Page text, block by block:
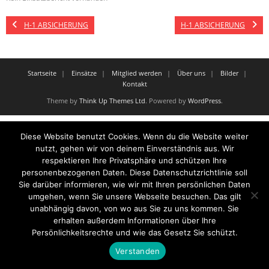
H-1 ABSICHERUNG H-1 ABSICHERUNG
Startseite Einsätze Mitglied werden Über uns
Bilder
Kontakt
Theme by Think Up Themes Ltd. Powered by WordPress.
Diese Website benutzt Cookies. Wenn du die Website weiter
nutzt, gehen wir von deinem Einverständnis aus. Wir
respektieren Ihre Privatsphäre und schützen Ihre
personenbezogenen Daten. Diese Datenschutzrichtlinie soll
Sie darüber informieren, wie wir mit Ihren persönlichen Daten
umgehen, wenn Sie unsere Webseite besuchen. Das gilt
unabhängig davon, von wo aus Sie zu uns kommen. Sie
erhalten außerdem Informationen über Ihre
Persönlichkeitsrechte und wie das Gesetz Sie schützt.
Verstanden